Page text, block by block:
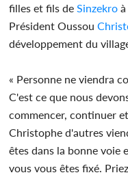
filles et fils de Sinzekro
Président Oussou
développement du
« Personne ne viendra
C'est ce que nous
commencer, continuer
Christophe d'autres
êtes dans la bonne voie
vous vous êtes fixé.